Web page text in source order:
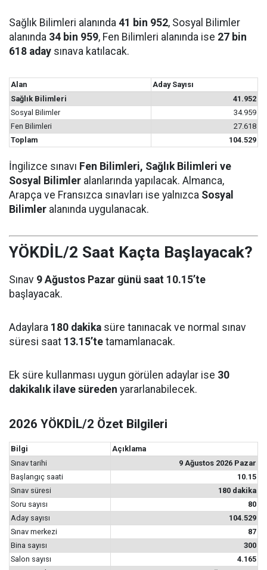
Sağlık Bilimleri alanında 41 bin 952, Sosyal Bilimler
alanında 34 bin 959, Fen Bilimleri alanında ise 27 bin
618 aday sınava katılacak.
Alan
Aday Sayısı
Sağlık Bilimleri
41.952
Sosyal Bilimler
34.959
Fen Bilimleri
27.618
Toplam
104.529
İngilizce sınavı Fen Bilimleri, Sağlık Bilimleri ve
Sosyal Bilimler alanlarında yapılacak. Almanca,
Arapça ve Fransızca sınavları ise yalnızca Sosyal
Bilimler alanında uygulanacak.
YÖKDİL/2 Saat Kaçta Başlayacak?
Sınav 9 Ağustos Pazar günü saat 10.15’te
başlayacak.
Adaylara 180 dakika süre tanınacak ve normal sınav
süresi saat 13.15’te tamamlanacak.
Ek süre kullanması uygun görülen adaylar ise 30
dakikalık ilave süreden yararlanabilecek.
2026 YÖKDİL/2 Özet Bilgileri
Bilgi
Açıklama
Sınav tarihi
9 Ağustos 2026 Pazar
Başlangıç saati
10.15
Sınav süresi
180 dakika
Soru sayısı
80
Aday sayısı
104.529
Sınav merkezi
87
Bina sayısı
300
Salon sayısı
4.165